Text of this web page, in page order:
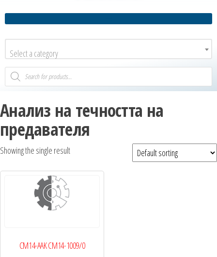
Select a category
Анализ на течността на
предавателя
Showing the single result
CM14-AAK CM14-1009/0